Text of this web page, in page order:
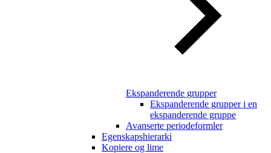
Ekspanderende grupper
Ekspanderende grupper i en
ekspanderende gruppe
Avanserte periodeformler
Egenskapshierarki
Kopiere og lime